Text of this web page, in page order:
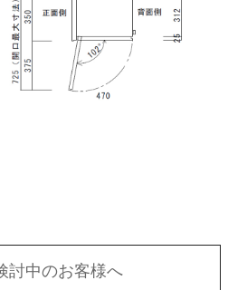
討中のお客様へ